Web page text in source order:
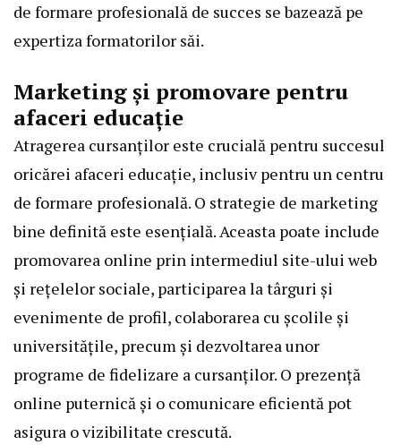
de formare profesională de succes se bazează pe
expertiza formatorilor săi.
Marketing și promovare pentru
afaceri educație
Atragerea cursanților este crucială pentru succesul
oricărei afaceri educație, inclusiv pentru un centru
de formare profesională. O strategie de marketing
bine definită este esențială. Aceasta poate include
promovarea online prin intermediul site-ului web
și rețelelor sociale, participarea la târguri și
evenimente de profil, colaborarea cu școlile și
universitățile, precum și dezvoltarea unor
programe de fidelizare a cursanților. O prezență
online puternică și o comunicare eficientă pot
asigura o vizibilitate crescută.